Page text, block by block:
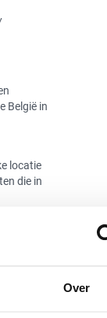
Over
België in
locatie
die in
Deze